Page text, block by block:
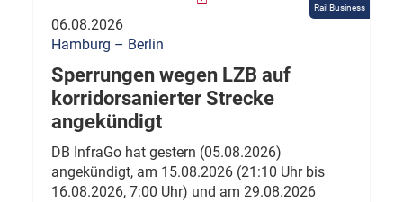
Rail Business
06.08.2026
Hamburg – Berlin
Sperrungen wegen LZB auf
korridorsanierter Strecke
angekündigt
DB InfraGo hat gestern (05.08.2026)
angekündigt, am 15.08.2026 (21:10 Uhr bis
16.08.2026, 7:00 Uhr) und am 29.08.2026